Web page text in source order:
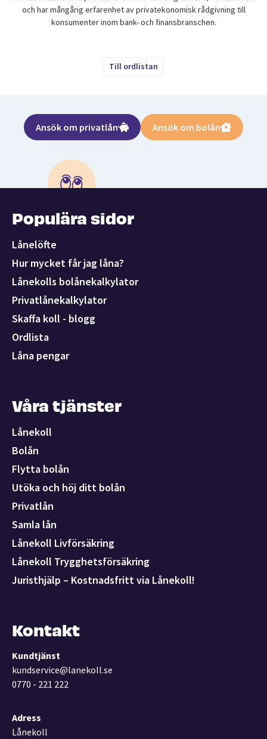
och har mångårig erfarenhet av privatekonomisk rådgivning till
konsumenter inom bank- och finansbranschen.
Till ordlistan
Ansök om privatlån Ansök om bolån
Populära sidor
Lånelöfte
Hur mycket får jag låna?
Lånekolls bolånekalkylator
Privatlånekalkylator
Skaffa koll - blogg
Ordlista
Låna pengar
Våra tjänster
Lånekoll
Bolån
Flytta bolån
Utöka och höj ditt bolån
Privatlån
Samla lån
Lånekoll Livförsäkring
Lånekoll Trygghetsförsäkring
Juristhjälp – Kostnadsfritt via Lånekoll!
Kontakt
Kundtjänst
kundservice@lanekoll.se
0770 - 221 222
Adress
Lånekoll